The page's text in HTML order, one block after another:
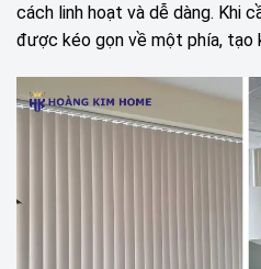
cách linh hoạt và dễ dàng. Khi
được kéo gọn về một phía, tạo